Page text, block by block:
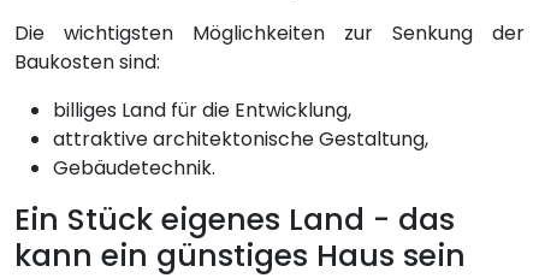
Die wichtigsten Möglichkeiten zur Senkung der
Baukosten sind:
billiges Land für die Entwicklung,
attraktive architektonische Gestaltung,
Gebäudetechnik.
Ein Stück eigenes Land - das
kann ein günstiges Haus sein